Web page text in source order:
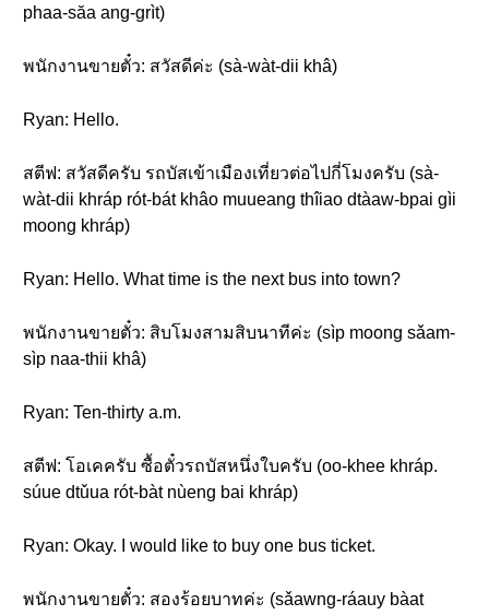
phaa-săa ang-grìt)
พนักงานขายตั๋ว: สวัสดีค่ะ (sà-wàt-dii khâ)
Ryan: Hello.
สตีฟ: สวัสดีครับ รถบัสเข้าเมืองเที่ยวต่อไปกี่โมงครับ (sà-
wàt-dii khráp rót-bát khâo muueang thîiao dtàaw-bpai gìi
moong khráp)
Ryan: Hello. What time is the next bus into town?
พนักงานขายตั๋ว: สิบโมงสามสิบนาทีค่ะ (sìp moong sǎam-
sìp naa-thii khâ)
Ryan: Ten-thirty a.m.
สตีฟ: โอเคครับ ซื้อตั๋วรถบัสหนึ่งใบครับ (oo-khee khráp.
súue dtǔua rót-bàt nùeng bai khráp)
Ryan: Okay. I would like to buy one bus ticket.
พนักงานขายตั๋ว: สองร้อยบาทค่ะ (sǎawng-ráauy bàat